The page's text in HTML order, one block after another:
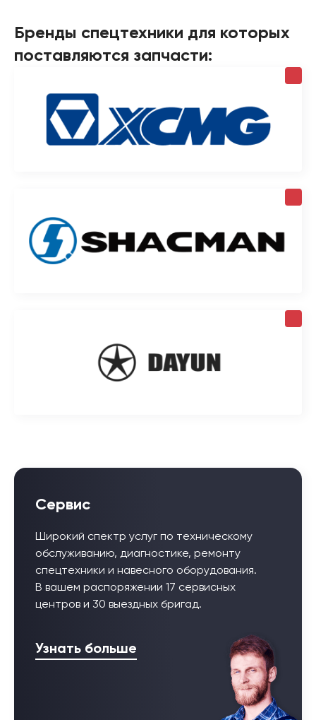
Бренды спецтехники для которых
поставляются запчасти:
Сервис
Широкий спектр услуг по техническому
обслуживанию, диагностике, ремонту
спецтехники и навесного оборудования.
В вашем распоряжении 17 сервисных
центров и 30 выездных бригад.
Узнать больше